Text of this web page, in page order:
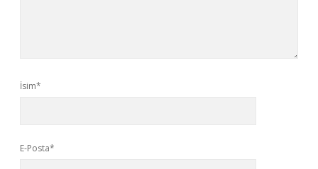
İsim*
E-Posta*